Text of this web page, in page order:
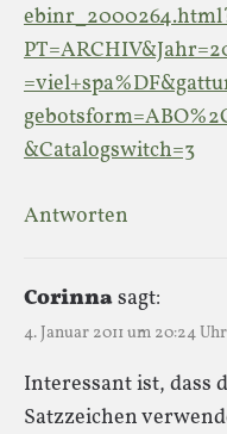
&Catalogswitch=3
Antworten
Corinnasagt:
4. Januar 2011 um 20:24 Uhr
Interessant ist, dass
Satzzeichen